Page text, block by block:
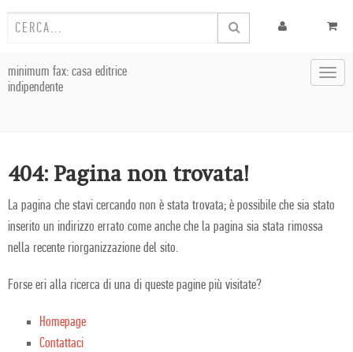
minimum fax: casa editrice
indipendente
404: Pagina non trovata!
La pagina che stavi cercando non è stata trovata; è possibile che sia stato
inserito un indirizzo errato come anche che la pagina sia stata rimossa
nella recente riorganizzazione del sito.
Forse eri alla ricerca di una di queste pagine più visitate?
Homepage
Contattaci